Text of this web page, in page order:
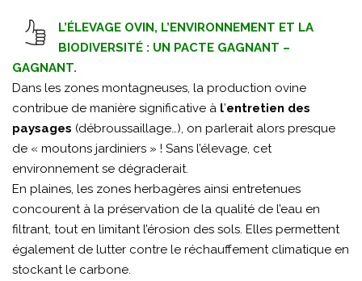
L’ÉLEVAGE OVIN, L’ENVIRONNEMENT ET LA
BIODIVERSITÉ : UN PACTE GAGNANT –
GAGNANT.
Dans les zones montagneuses, la production ovine
contribue de manière significative à l’entretien des
paysages (débroussaillage…), on parlerait alors presque
de « moutons jardiniers » ! Sans l’élevage, cet
environnement se dégraderait.
En plaines, les zones herbagères ainsi entretenues
concourent à la préservation de la qualité de l’eau en
filtrant, tout en limitant l’érosion des sols. Elles permettent
également de lutter contre le réchauffement climatique en
stockant le carbone.